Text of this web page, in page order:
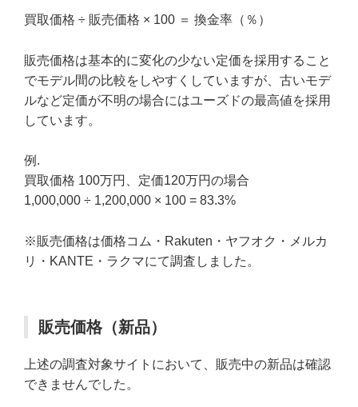
買取価格 ÷ 販売価格 × 100 ＝ 換金率（％）
販売価格は基本的に変化の少ない定価を採用すること
でモデル間の比較をしやすくしていますが、古いモデ
ルなど定価が不明の場合にはユーズドの最高値を採用
しています。
例.
買取価格 100万円、定価120万円の場合
1,000,000 ÷ 1,200,000 × 100 = 83.3%
※販売価格は価格コム・Rakuten・ヤフオク・メルカ
リ・KANTE・ラクマにて調査しました。
販売価格（新品）
上述の調査対象サイトにおいて、販売中の新品は確認
できませんでした。